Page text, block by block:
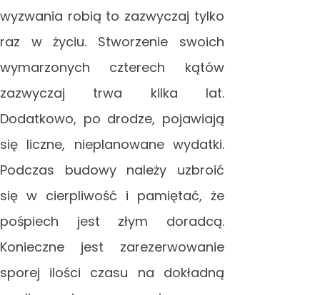
wyzwania robią to zazwyczaj tylko
raz w życiu. Stworzenie swoich
wymarzonych czterech kątów
zazwyczaj trwa kilka lat.
Dodatkowo, po drodze, pojawiają
się liczne, nieplanowane wydatki.
Podczas budowy należy uzbroić
się w cierpliwość i pamiętać, że
pośpiech jest złym doradcą.
Konieczne jest zarezerwowanie
sporej ilości czasu na dokładną